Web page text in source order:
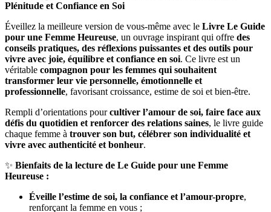
Plénitude et Confiance en Soi
Éveillez la meilleure version de vous-même avec le Livre Le Guide
pour une Femme Heureuse, un ouvrage inspirant qui offre des
conseils pratiques, des réflexions puissantes et des outils pour
vivre avec joie, équilibre et confiance en soi. Ce livre est un
véritable compagnon pour les femmes qui souhaitent
transformer leur vie personnelle, émotionnelle et
professionnelle, favorisant croissance, estime de soi et bien-être.
Rempli d’orientations pourcultiver l’amour de soi, faire face aux
défis du quotidien et renforcer des relations saines, le livre guide
chaque femme à trouver son but, célébrer son individualité et
vivre avec authenticité et bonheur.
✨ Bienfaits de la lecture de Le Guide pour une Femme
Heureuse :
Éveille l’estime de soi, la confiance et l’amour-propre,
renforçant la femme en vous ;